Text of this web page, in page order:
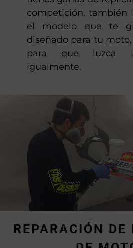
O si estás pensando
diseño, puede que
una idea que
tienes ganas de
competición, también
diseñado para tu
para que luzca
igualmente.